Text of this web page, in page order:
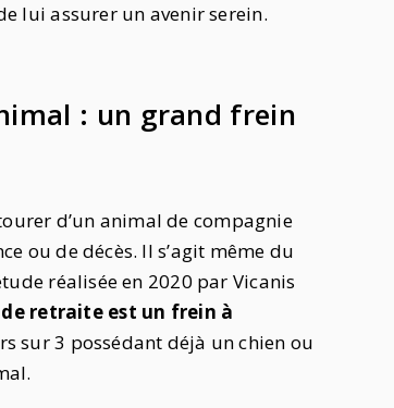
lui assurer un avenir serein.
: un grand frein
d’un animal de compagnie
ou de décès. Il s’agit même du
réalisée en 2020 par Vicanis
retraite est un frein à
sur 3 possédant déjà un chien ou